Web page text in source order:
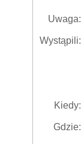
Uwaga:
Wystąpili:
Kiedy:
Gdzie: